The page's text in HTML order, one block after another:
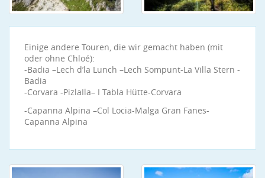
Einige andere Touren, die wir gemacht haben (mit
oder ohne Chloé):
-Badia –Lech d’la Lunch –Lech Sompunt-La Villa Stern -
Badia
-Corvara -PizlaIla– I Tabla Hütte-Corvara
-Capanna Alpina –Col Locia-Malga Gran Fanes-
Capanna Alpina